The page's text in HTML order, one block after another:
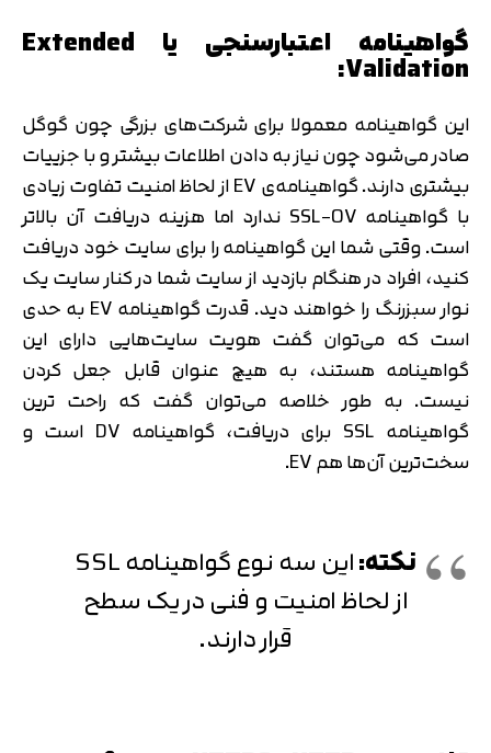
گواهینامه اعتبارسنجی یا Extended
Validation:
این گواهینامه معمولا برای شرکت‌های بزرگی چون گوگل
صادر می‌شود چون نیاز به دادن اطلاعات بیشتر و با جزییات
بیشتری دارند. گواهینامه‌ی EV از لحاظ امنیت تفاوت زیادی
با گواهینامه SSL-OV ندارد اما هزینه دریافت آن بالاتر
است. وقتی شما این گواهینامه را برای سایت خود دریافت
کنید، افراد در هنگام بازدید از سایت شما در کنار سایت یک
نوار سبزرنگ را خواهند دید. قدرت گواهینامه EV به حدی
است که می‌توان گفت هویت سایت‌هایی دارای این
گواهینامه هستند، به هیچ عنوان قابل جعل کردن
نیست. به طور خلاصه می‌توان گفت که راحت ترین
گواهینامه SSL برای دریافت، گواهینامه DV است و
سخت‌ترین آن‌ها هم EV.
نکته:
این سه نوع گواهینامه SSL
از لحاظ امنیت و فنی در یک سطح
قرار دارند.